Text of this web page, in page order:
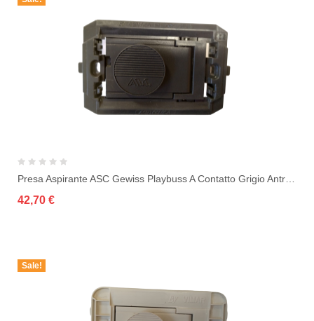
42,70 €
Sale!